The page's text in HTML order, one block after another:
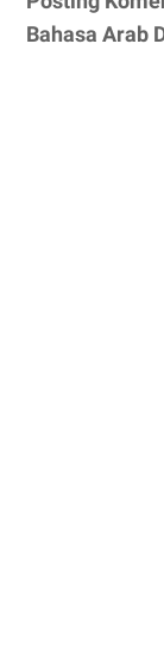
Bahasa Arab